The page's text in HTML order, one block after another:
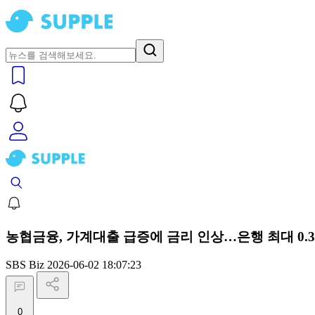
농협금융, 가계대출 급증에 금리 인상…은행 최대
SBS Biz 2026-06-02 18:07:23
0